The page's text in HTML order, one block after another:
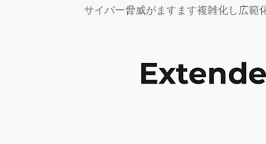
サイバー脅威がますます複雑化し広範